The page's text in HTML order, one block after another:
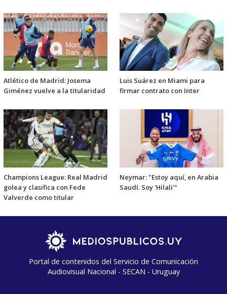
Atlético de Madrid: Josema
Giménez vuelve a la titularidad
Luis Suárez en Miami para
firmar contrato con Inter
Champions League: Real Madrid
golea y clasifica con Fede
Valverde como titular
Neymar: "Estoy aquí, en Arabia
Saudí. Soy 'Hilali'"
Portal de contenidos del Servicio de Comunicación
Audiovisual Nacional - SECAN - Uruguay